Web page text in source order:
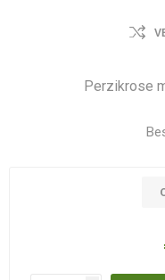
Perzikrose